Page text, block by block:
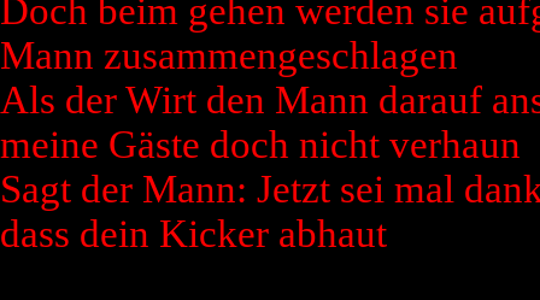
Doch beim gehen werden sie
Mann zusammengeschlagen
Als der Wirt den Mann darauf
meine Gäste doch nicht verhaun
Sagt der Mann: Jetzt sei mal
dass dein Kicker abhaut